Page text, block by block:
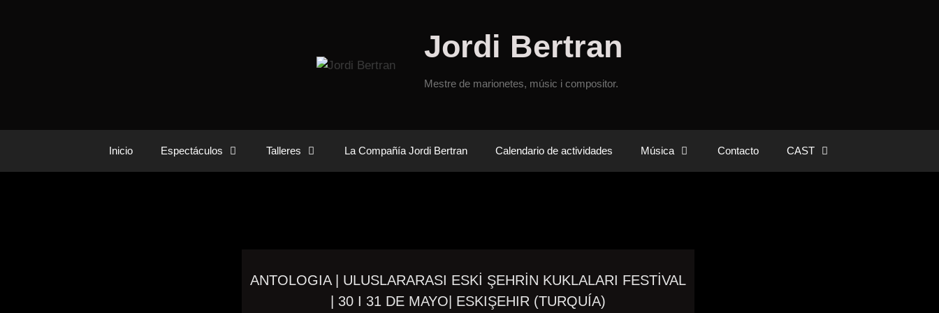
Jordi Bertran
Mestre de marionetes, músic i compositor.
Inicio Espectáculos Talleres La Compañía Jordi Bertran Calendario de actividades Música Contacto CAST
ANTOLOGIA | ULUSLARARASI ESKİ ŞEHRİN KUKLALARI FESTİVAL
| 30 I 31 DE MAYO| ESKIŞEHIR (TURQUÍA)